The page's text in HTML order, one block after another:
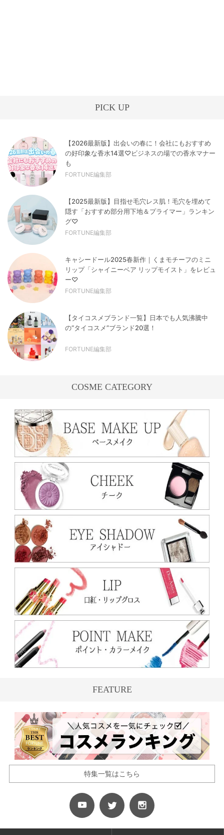
PICK UP
【2026最新版】出会いの春に！会社にもおすすめ
の好印象な香水14選♡ビジネスの場での香水マナー
も
FORTUNE編集部
【2025最新版】目指せ毛穴レス肌！毛穴を埋めて
隠す「おすすめ部分用下地＆プライマー」ランキン
グ♡
FORTUNE編集部
キャシードール2025春新作｜くまモチーフのミニ
リップ「シャイニーベア リップモイスト」をレビュ
ー♡
FORTUNE編集部
【タイコスメブランド一覧】日本でも人気沸騰中
の“タイコスメ”ブランド20選！
FORTUNE編集部
COSME CATEGORY
FEATURE
特集一覧はこちら